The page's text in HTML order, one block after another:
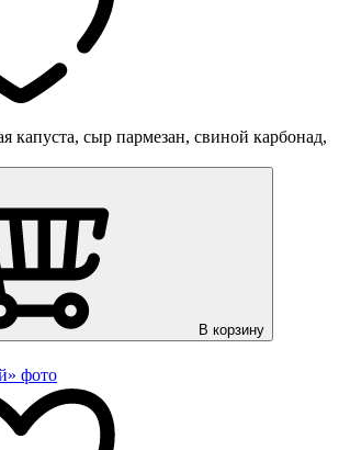
капуста, сыр пармезан, свиной карбонад,
В корзину